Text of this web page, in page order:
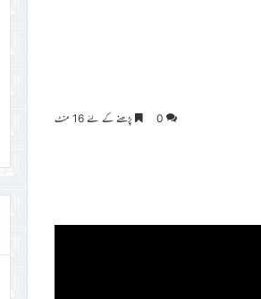
0 پڑھنے کے لئے 16 منٹ